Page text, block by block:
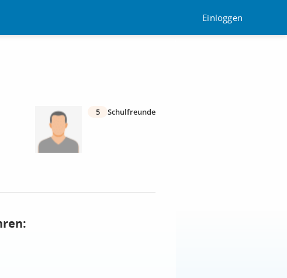
Einloggen
5 Schulfreunde